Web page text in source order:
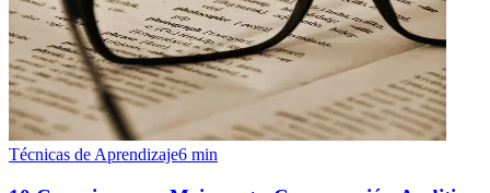
Técnicas de Aprendizaje6 min